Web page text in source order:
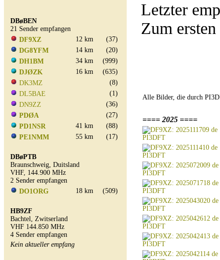
DBøBEN
21 Sender empfangen
DF9XZ
12 km
(37)
DG8YFM
14 km
(20)
DH1BM
34 km
(999)
DJØZK
16 km
(635)
DK3MZ
(8)
DL5BAE
(1)
DN9ZZ
(36)
PDØA
(27)
PD1NSR
41 km
(88)
PE1NMM
55 km (17)
DBøPTB
Braunschweig, Duitsland
VHF, 144.900 MHz
2 Sender empfangen
DO1ORG
18 km (509)
HB9ZF
Bachtel, Zwitserland
VHF 144.850 MHz
4 Sender empfangen
Kein aktueller empfang
Letzter
Zum
Alle Bilder, die durch
==== 2025 ====